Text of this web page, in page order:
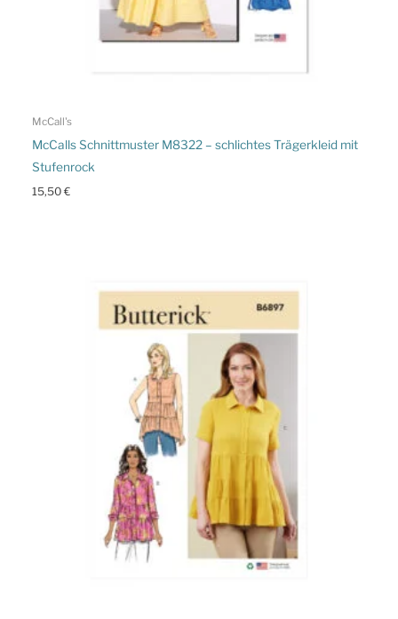
McCall's
McCalls Schnittmuster M8322 – schlichtes Trägerkleid mit
Stufenrock
15,50€